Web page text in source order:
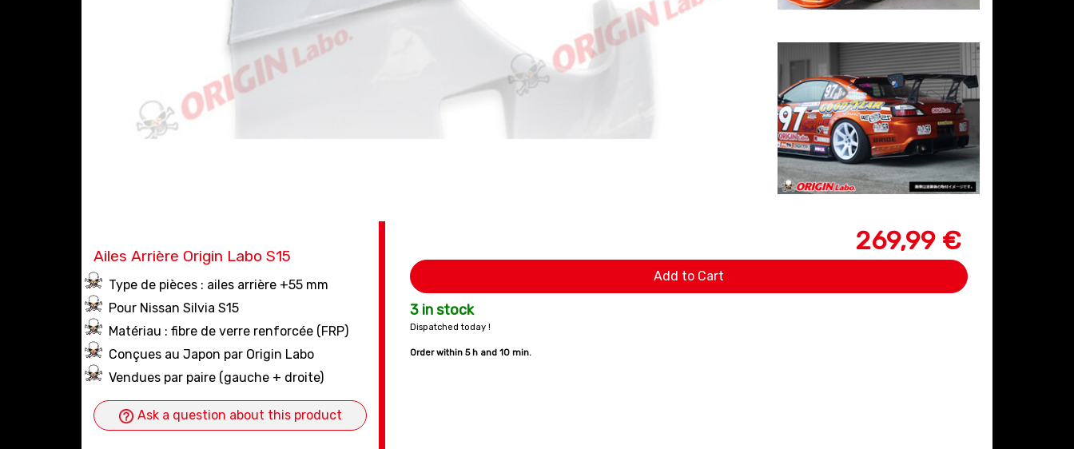
Ailes Arrière Origin Labo S15
Type de pièces : ailes arrière +55 mm
Pour Nissan Silvia S15
Matériau : fibre de verre renforcée (FRP)
Conçues au Japon par Origin Labo
Vendues par paire (gauche + droite)
Ask a question about this product
269,99 €
Add to Cart
3 in stock
Dispatched today !
Order within 5 h and 10 min.